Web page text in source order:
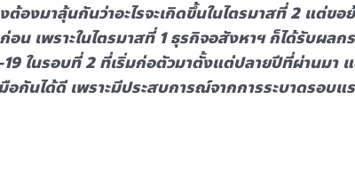
ต้องมาลุ้นกันว่าอะไรจะเกิดขึ้นในไตรมาสที่ 2 แต่ข
อน เพราะในไตรมาสที่ 1 ธุรกิจอสังหาฯ ก็ได้รับผลก
ในรอบที่ 2 ที่เริ่มก่อตัวมาตั้งแต่ปลายปีที่ผ่านมา
อกันได้ดี เพราะมีประสบการณ์จากการระบาดรอบแ